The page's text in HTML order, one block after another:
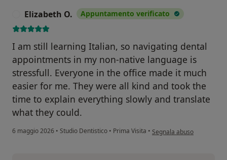
Elizabeth O. Appuntamento verificato
I am still learning Italian, so navigating dental
appointments in my non-native language is
stressfull. Everyone in the office made it much
easier for me. They were all kind and took the
time to explain everything slowly and translate
what they could.
6 maggio 2026 • Studio Dentistico • Prima Visita • secondo l'opinione
Segnala abuso